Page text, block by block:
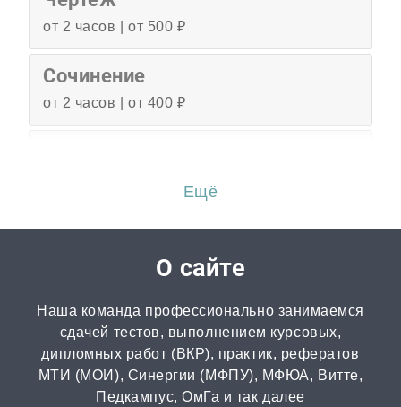
от 2 часов | от 500 ₽
Сочинение
от 2 часов | от 400 ₽
Перевод
Диссертация
от 15 дней | от 15000 ₽
Бизнес-план
Ещё
О сайте
Наша команда профессионально занимаемся
сдачей тестов, выполнением курсовых,
дипломных работ (ВКР), практик, рефератов
МТИ (МОИ), Синергии (МФПУ), МФЮА, Витте,
Педкампус, ОмГа и так далее